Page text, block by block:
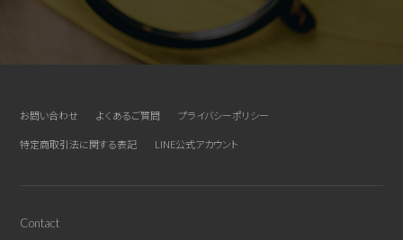
お問い合わせ よくあるご質問
プライバシーポリシー
特定商取引法に関する表記
LINE公式アカウント
Contact